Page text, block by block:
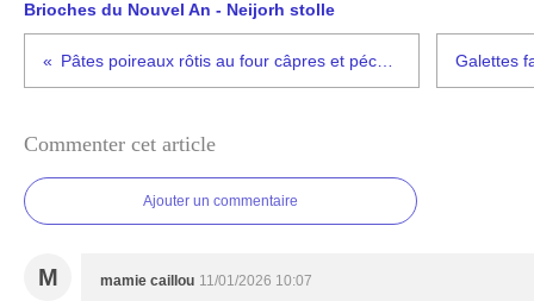
Brioches du Nouvel An - Neijorh stolle
Commenter cet article
Ajouter un commentaire
M mamie caillou 11/01/2026 10:07